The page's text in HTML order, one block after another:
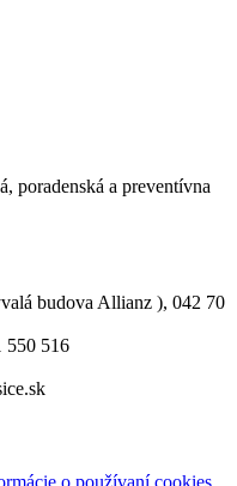
poradenská a preventívna
budova Allianz ), 042 70
550 516
o používaní cookies